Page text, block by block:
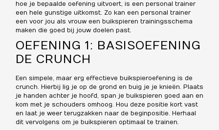
hoe je bepaalde oefening uitvoert, is een personal trainer
een hele gunstige uitkomst. Zo kan een personal trainer
een voor jou als vrouw een buikspieren trainingsschema
maken die goed bij jouw doelen past.
OEFENING 1: BASISOEFENING
DE CRUNCH
Een simpele, maar erg effectieve buikspieroefening is de
crunch. Hierbij lig je op de grond en buig je je knieën. Plaats
je handen achter je hoofd, span je buikspieren goed aan en
kom met je schouders omhoog. Hou deze positie kort vast
en laat je weer terugzakken naar de beginpositie. Herhaal
dit vervolgens om je buikspieren optimaal te trainen.